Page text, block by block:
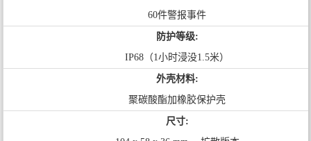
60件警报事件
防护等级:
IP68（1小时浸没1.5米）
外壳材料:
聚碳酸酯加橡胶保护壳
尺寸: